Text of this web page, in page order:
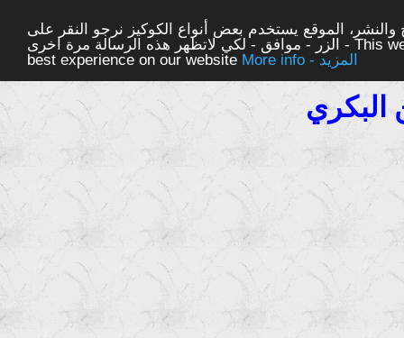
الموقع يستخدم بعض أنواع الكوكيز نرجو النقر على
الزر - موافق - لكي لاتظهر هذه الرسالة مرة اخرى - This website uses cookies to ensure you get the
best experience on our website
More info - المزيد